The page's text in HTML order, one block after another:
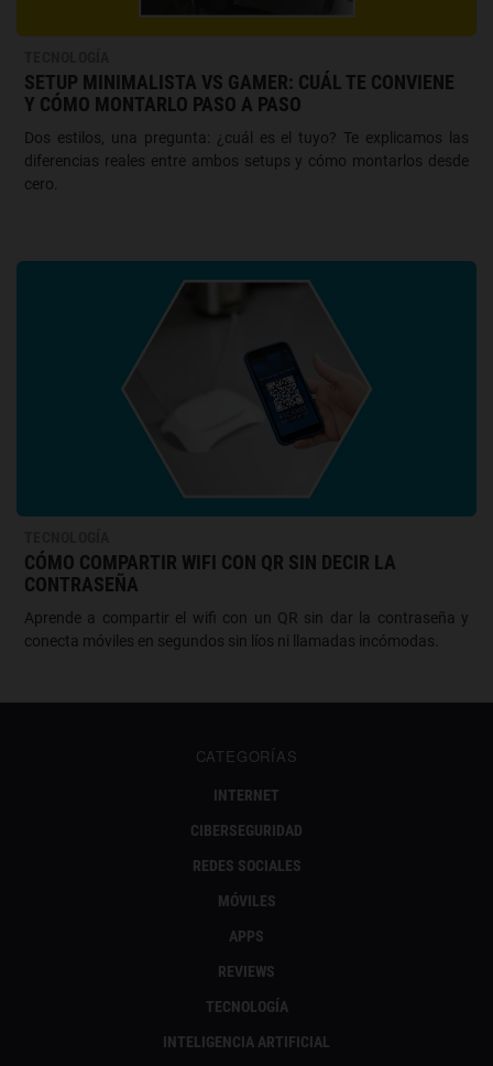
SETUP MINIMALISTA VS GAMER: CUÁL TE CONVIENE
Y CÓMO MONTARLO PASO A PASO
Dos estilos, una pregunta: ¿cuál es el tuyo? Te explicamos las
diferencias reales entre ambos setups y cómo montarlos desde
cero.
CÓMO COMPARTIR WIFI CON QR SIN DECIR LA
CONTRASEÑA
Aprende a compartir el wifi con un QR sin dar la contraseña y
conecta móviles en segundos sin líos ni llamadas incómodas.
CATEGORÍAS
INTERNET
CIBERSEGURIDAD
REDES SOCIALES
MÓVILES
APPS
REVIEWS
TECNOLOGÍA
INTELIGENCIA ARTIFICIAL